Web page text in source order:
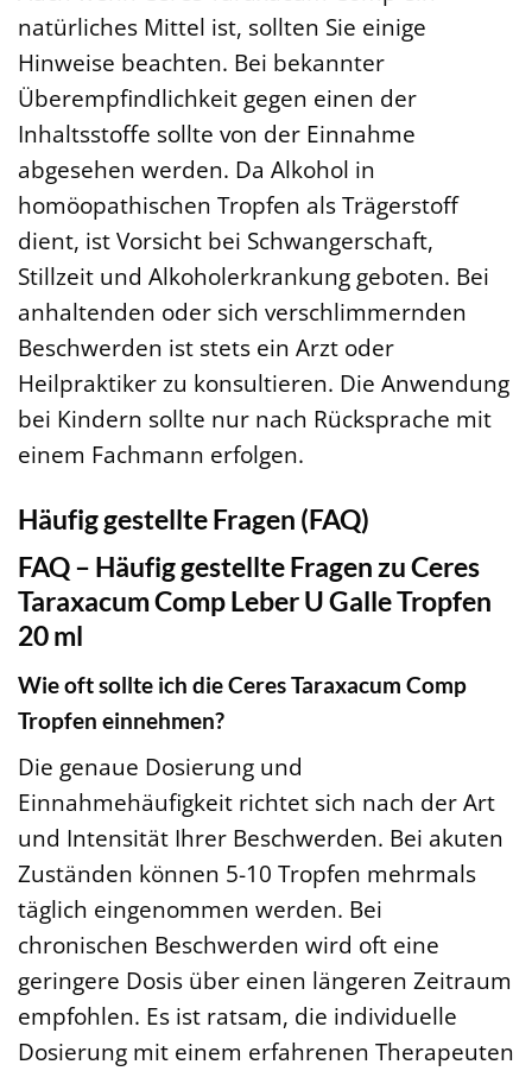
natürliches Mittel ist, sollten Sie einige
Hinweise beachten. Bei bekannter
Überempfindlichkeit gegen einen der
Inhaltsstoffe sollte von der Einnahme
abgesehen werden. Da Alkohol in
homöopathischen Tropfen als Trägerstoff
dient, ist Vorsicht bei Schwangerschaft,
Stillzeit und Alkoholerkrankung geboten. Bei
anhaltenden oder sich verschlimmernden
Beschwerden ist stets ein Arzt oder
Heilpraktiker zu konsultieren. Die Anwendung
bei Kindern sollte nur nach Rücksprache mit
einem Fachmann erfolgen.
Häufig gestellte Fragen (FAQ)
FAQ – Häufig gestellte Fragen zu Ceres
Taraxacum Comp Leber U Galle Tropfen
20 ml
Wie oft sollte ich die Ceres Taraxacum Comp
Tropfen einnehmen?
Die genaue Dosierung und
Einnahmehäufigkeit richtet sich nach der Art
und Intensität Ihrer Beschwerden. Bei akuten
Zuständen können 5-10 Tropfen mehrmals
täglich eingenommen werden. Bei
chronischen Beschwerden wird oft eine
geringere Dosis über einen längeren Zeitraum
empfohlen. Es ist ratsam, die individuelle
Dosierung mit einem erfahrenen Therapeuten